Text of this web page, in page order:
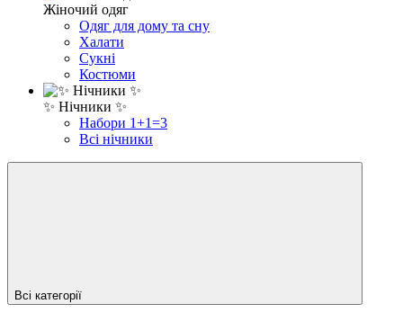
Жіночий одяг
Одяг для дому та сну
Халати
Сукні
Костюми
✨ Нічники ✨
Набори 1+1=3
Всі нічники
Всі категорії